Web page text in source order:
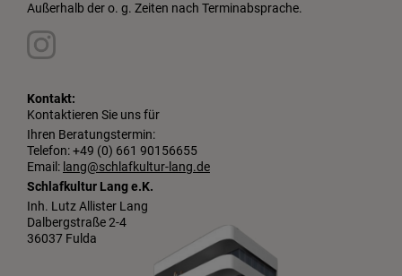
Außerhalb der o. g. Zeiten nach Terminabsprache.
Kontakt:
Kontaktieren Sie uns für
Ihren Beratungstermin:
Telefon: +49 (0) 661 90156655
Email: lang@schlafkultur-lang.de
Schlafkultur Lang e.K.
Inh. Lutz Allister Lang
Dalbergstraße 2-4
36037 Fulda